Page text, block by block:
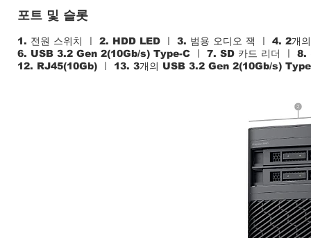
포트 및 슬롯
1. 전원 스위치 ㅣ 2. HDD LED ㅣ 3. 범용 오디오 잭 ㅣ 4. 2
6. USB 3.2 Gen 2(10Gb/s) Type-C ㅣ 7. SD 카드 리더 ㅣ 8.
12. RJ45(10Gb) ㅣ 13. 3개의 USB 3.2 Gen 2(10Gb/s)